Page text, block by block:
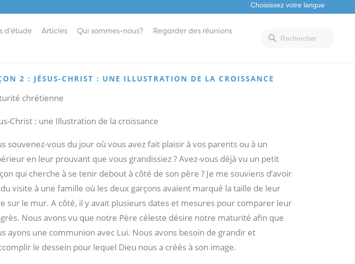
d’étude Articles Qui sommes-nous?
Regarder des réunions
2 : JÉSUS-CHRIST : UNE ILLUSTRATION DE LA CROISSANCE
chrétienne
Christ : une Illustration de la croissance
souvenez-vous du jour où vous avez fait plaisir à vos parents ou à un
en leur prouvant que vous grandissiez ? Avez-vous déjà vu un petit
qui cherche à se tenir debout à côté de son père ? Je me souviens d’avoir
visite à une famille où les deux garçons avaient marqué la taille de leur
sur le mur. A côté, il y avait plusieurs dates et mesures pour comparer leur
Nous avons vu que notre Père céleste désire notre maturité afin que
ayons une communion avec Lui. Nous avons besoin de grandir et
le dessein pour lequel Dieu nous a créés à son image.